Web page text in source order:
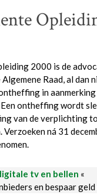
2000 is de
Raad, al
in aanmerking
ontheffing wordt
van de verplichting
ná 31
tv en bellen «
en bespaar